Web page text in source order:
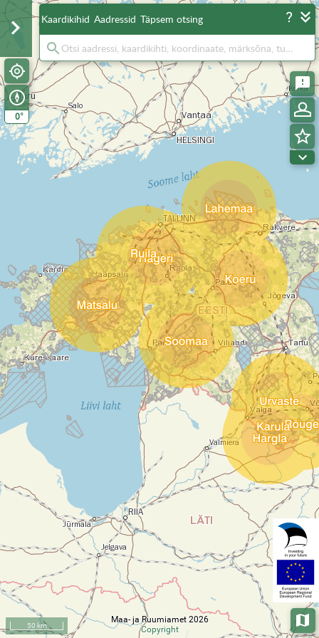
0°
Kaardikihid Aadressid Täpsem otsing
50 km
Maa- ja Ruumiamet 2026
Copyright